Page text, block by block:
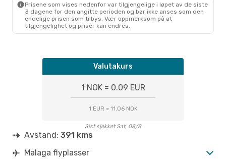
Prisene som vises nedenfor var tilgjengelige i løpet av de siste
3 dagene for den angitte perioden og bør ikke anses som den
endelige prisen som tilbys. Vær oppmerksom på at
tilgjengelighet og priser kan endres.
Valutakurs
1 NOK = 0.09 EUR
1 EUR = 11.06 NOK
Sist sjekket Sat, 08/8
Avstand: 391 kms
Malaga flyplasser